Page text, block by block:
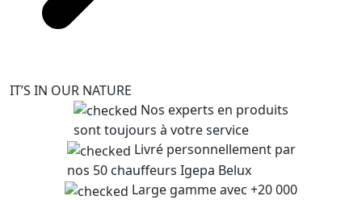
IT’S IN OUR NATURE
Nos experts en produits
sont toujours à votre service
Livré personnellement par
nos 50 chauffeurs Igepa Belux
Large gamme avec +20 000